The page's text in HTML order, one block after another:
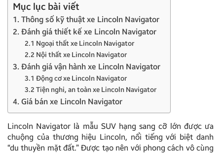
Mục lục bài viết
1. Thông số kỹ thuật xe Lincoln Navigator
2. Đánh giá thiết kế xe Lincoln Navigator
2.1 Ngoại thất xe Lincoln Navigator
2.2 Nội thất xe Lincoln Navigator
3. Đánh giá vận hành xe Lincoln Navigator
3.1 Động cơ xe Lincoln Navigator
3.2 Tiện nghi, an toàn xe Lincoln Navigator
4. Giá bán xe Lincoln Navigator
Lincoln Navigator là mẫu SUV hạng sang cỡ lớn được ưa
chuộng của thương hiệu Lincoln, nổi tiếng với biệt danh
“du thuyền mặt đất.” Được tạo nên với phong cách vô cùng